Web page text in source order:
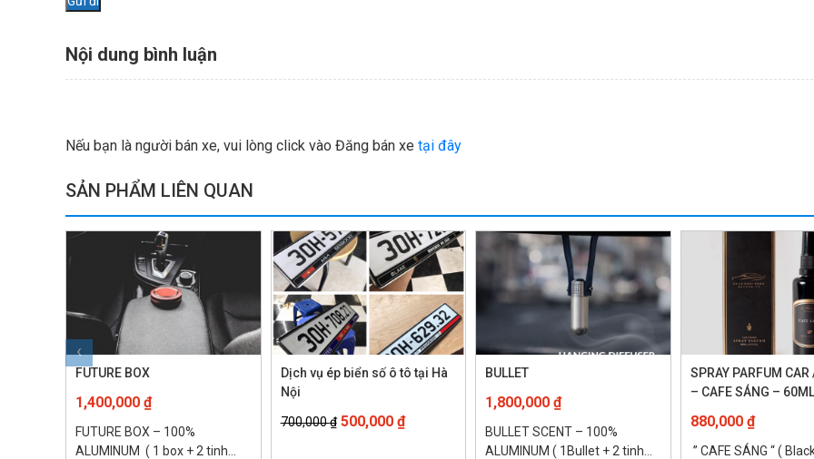
Nội dung bình luận
Nếu bạn là người bán xe, vui lòng click vào Đăng bán xe tại đây
SẢN PHẨM LIÊN QUAN
FUTURE BOX
1,400,000 ₫
FUTURE BOX – 100%
ALUMINUM ( 1 box + 2 tinh
Dịch vụ ép biển số ô tô tại Hà
Nội
700,000₫ Giá
500,000 ₫Giá
BULLET
1,800,000₫
BULLET SCENT – 100%
ALUMINUM ( 1Bullet + 2 tinh
SPRAY PARFUM CAR
– CAFE SÁNG – 60ML
880,000 ₫
” CAFE SÁNG “ (
‹